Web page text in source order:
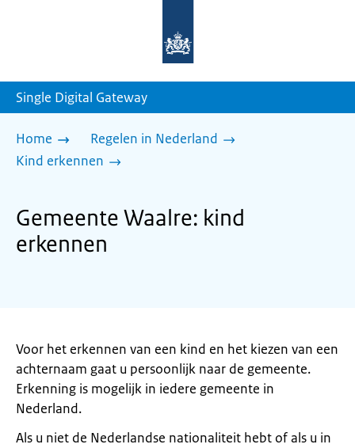
homepage
Single Digital Gateway
Home
Regelen in Nederland
Kind erkennen
Gemeente Waalre: kind
erkennen
Voor het erkennen van een kind en het kiezen van een
achternaam gaat u persoonlijk naar de gemeente.
Erkenning is mogelijk in iedere gemeente in
Nederland.
Als u niet de Nederlandse nationaliteit hebt of als u in